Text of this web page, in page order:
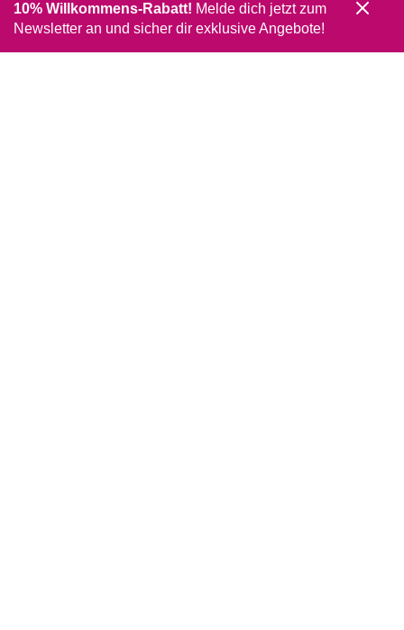
10% Willkommens-Rabatt! Melde dich jetzt zum
Newsletter an und sicher dir exklusive Angebote!